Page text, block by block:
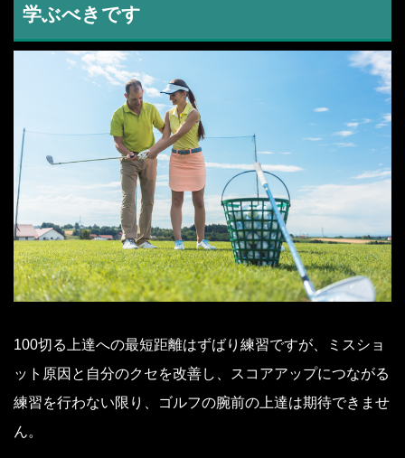
学ぶべきです
100切る上達への最短距離はずばり練習ですが、ミスショ
ット原因と自分のクセを改善し、スコアアップにつながる
練習を行わない限り、ゴルフの腕前の上達は期待できませ
ん。